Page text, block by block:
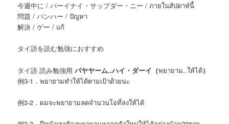
今週中に / パーイナイ・サップダー・ニー / ภายในสัปดาห์นี้
問題 / パンハー / ปัญหา
解決 / ゲー / แก้
タイ語を読む勉強におすすめ
タイ語 読み勉強用パヤヤーム..ハイ・ダーイ（พยายาม..ให้ได้）
例3-1．พยายามทำให้ได้ตามเป้าด้วยนะ
例3-2．ผมจะพยายามลดจำนวนโอที่ลงให้ได้